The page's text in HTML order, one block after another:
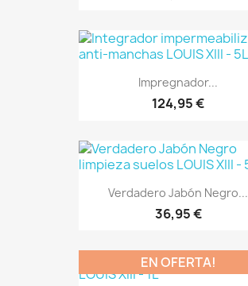
Impregnador...
124,95 €
Verdadero Jabón Negro...
36,95 €
EN OFERTA!